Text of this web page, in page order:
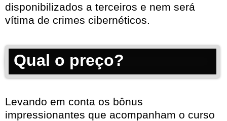
disponibilizados a terceiros e nem será
vítima de crimes cibernéticos.
Qual o preço?
Levando em conta os bônus
impressionantes que acompanham o curso